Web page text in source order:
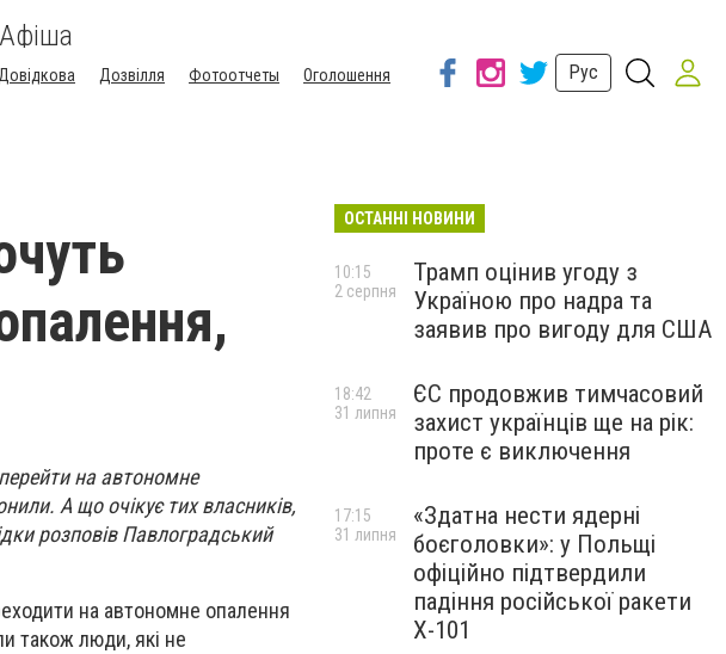
Афіша
Довідкова Дозвілля Фотоотчеты
Оголошення
Рус
на автономне
А що очікує тих власників,
розповів Павлоградський
на автономне опалення
також люди, які не
ОСТАННІ НОВИНИ
Трамп оцінив угоду з
Україною про надра та
заявив про вигоду для США
10:15
2 серпня
ЄС продовжив тимчасовий
захист українців ще на рік:
проте є виключення
18:42
31 липня
«Здатна нести ядерні
боєголовки»: у Польщі
офіційно підтвердили
падіння російської ракети
Х-101
17:15
31 липня